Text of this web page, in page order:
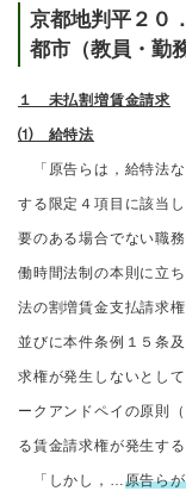
京都地判平２０
都市（教員・勤
１ 未払割増賃金請求
⑴ 給特法
「原告らは，給特法
する限定４項目に該当
要のある場合でない職
働時間法制の本則に立
法の割増賃金支払請求
並びに本件条例１５条
求権が発生しないとし
ークアンドペイの原則
る賃金請求権が発生する
「しかし，…原告ら